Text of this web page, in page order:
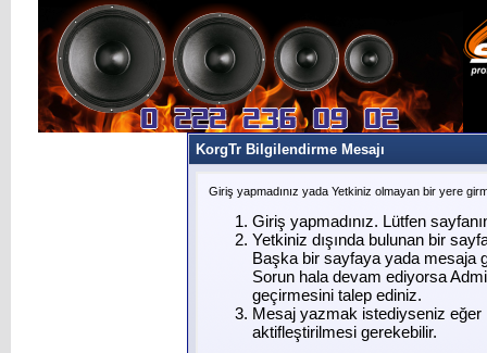
KorgTr Bilgilendirme Mesajı
Giriş yapmadınız yada Yetkiniz olmayan bir yere
Giriş yapmadınız. Lütfen
Yetkiniz dışında bulunan bir
Başka bir sayfaya yada mesaja
Sorun hala devam ediyorsa
geçirmesini talep ediniz.
Mesaj yazmak istediyseniz eğer
aktifleştirilmesi gerekebilir.